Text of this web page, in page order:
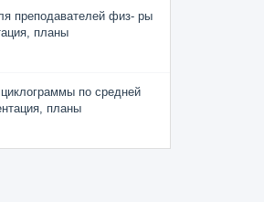
преподавателей физ- ры
планы
по средней
планы